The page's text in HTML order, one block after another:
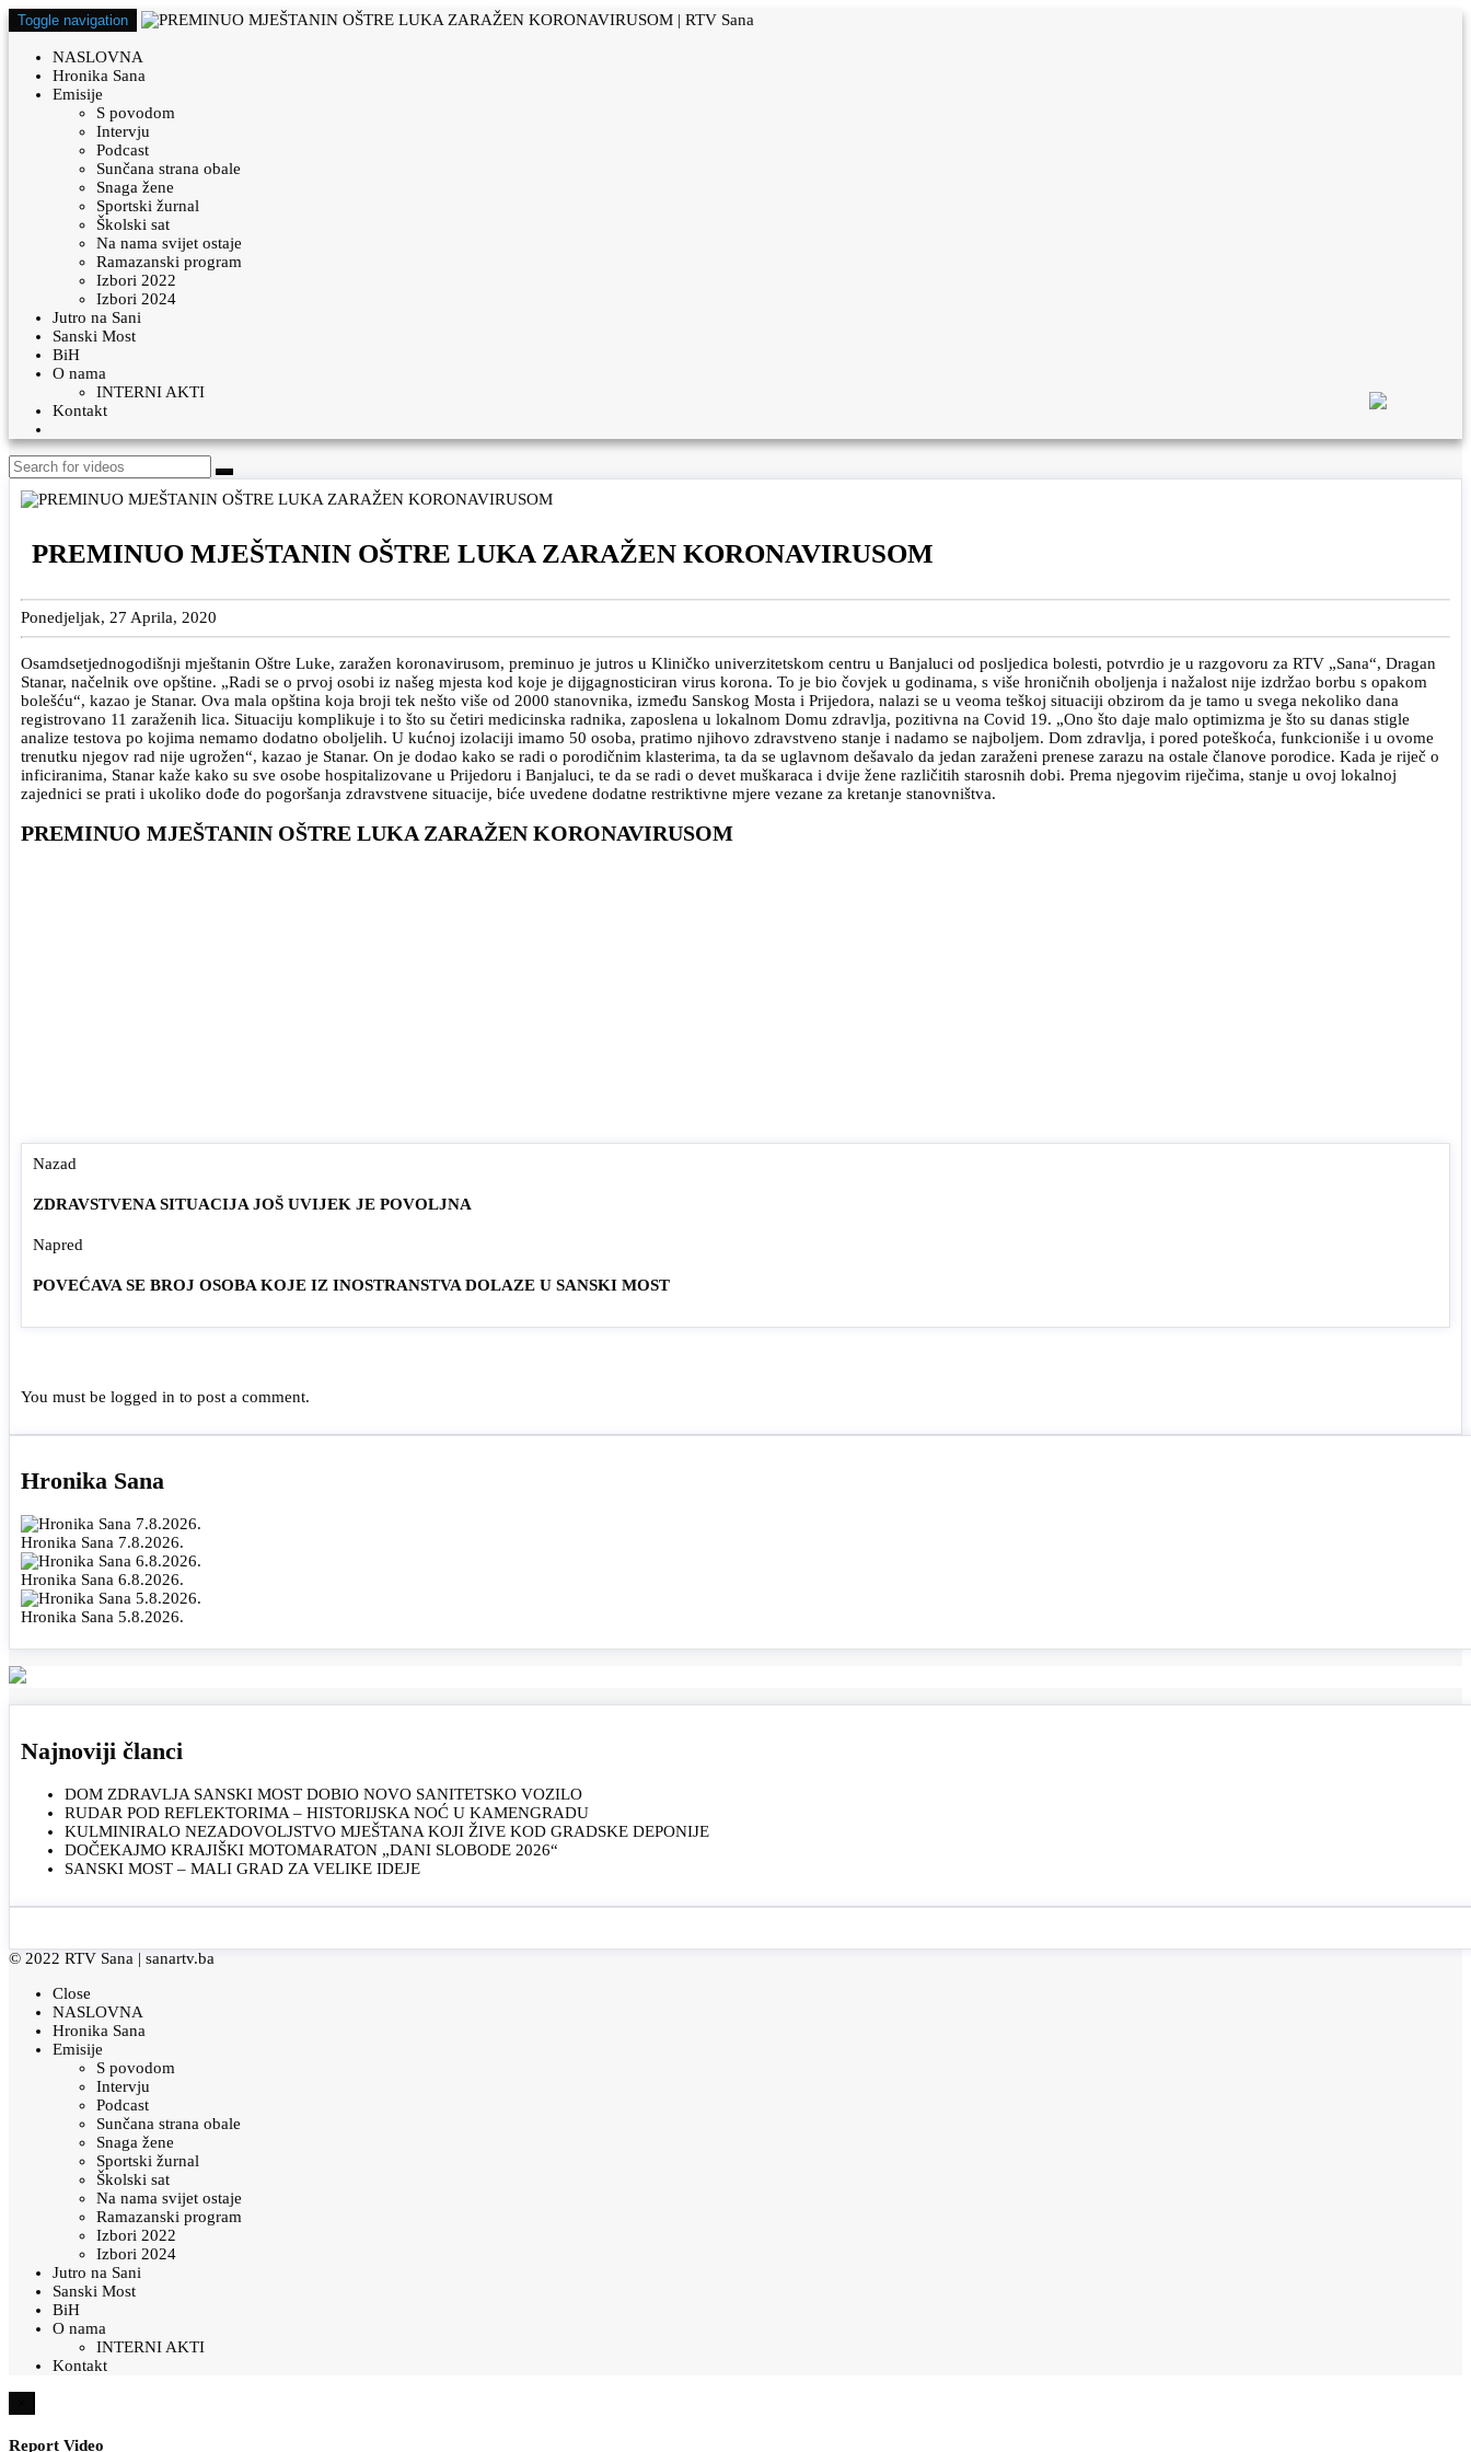
Toggle navigation
NASLOVNA
Hronika Sana
Emisije
S povodom
Intervju
Podcast
Sunčana strana obale
Snaga žene
Sportski žurnal
Školski sat
Na nama svijet ostaje
Ramazanski program
Izbori 2022
Izbori 2024
Jutro na Sani
Sanski Most
BiH
O nama
INTERNI AKTI
Kontakt
PREMINUO MJEŠTANIN OŠTRE LUKA ZARAŽEN KORONAVIRUSOM
Ponedjeljak, 27 Aprila, 2020
Osamdsetjednogodišnji mještanin Oštre Luke, zaražen koronavirusom, preminuo je jutros u Kliničko univerzitetskom centru u Banjaluci od posljedica bolesti, potvrdio je u razgovoru za RTV „Sana“, Dragan
Stanar, načelnik ove opštine. „Radi se o prvoj osobi iz našeg mjesta kod koje je dijgagnosticiran virus korona. To je bio čovjek u godinama, s više hroničnih oboljenja i nažalost nije izdržao borbu s opakom
bolešću“, kazao je Stanar. Ova mala opština koja broji tek nešto više od 2000 stanovnika, između Sanskog Mosta i Prijedora, nalazi se u veoma teškoj situaciji obzirom da je tamo u svega nekoliko dana
registrovano 11 zaraženih lica. Situaciju komplikuje i to što su četiri medicinska radnika, zaposlena u lokalnom Domu zdravlja, pozitivna na Covid 19. „Ono što daje malo optimizma je što su danas stigle
analize testova po kojima nemamo dodatno oboljelih. U kućnoj izolaciji imamo 50 osoba, pratimo njihovo zdravstveno stanje i nadamo se najboljem. Dom zdravlja, i pored poteškoća, funkcioniše i u ovome
trenutku njegov rad nije ugrožen“, kazao je Stanar. On je dodao kako se radi o porodičnim klasterima, ta da se uglavnom dešavalo da jedan zaraženi prenese zarazu na ostale članove porodice. Kada je riječ o
inficiranima, Stanar kaže kako su sve osobe hospitalizovane u Prijedoru i Banjaluci, te da se radi o devet muškaraca i dvije žene različitih starosnih dobi. Prema njegovim riječima, stanje u ovoj lokalnoj
zajednici se prati i ukoliko dođe do pogoršanja zdravstvene situacije, biće uvedene dodatne restriktivne mjere vezane za kretanje stanovništva.
PREMINUO MJEŠTANIN OŠTRE LUKA ZARAŽEN KORONAVIRUSOM
Nazad
ZDRAVSTVENA SITUACIJA JOŠ UVIJEK JE POVOLJNA
Napred
POVEĆAVA SE BROJ OSOBA KOJE IZ INOSTRANSTVA DOLAZE U SANSKI MOST
You must be logged in to post a comment.
Hronika Sana
Hronika Sana 7.8.2026.
Hronika Sana 6.8.2026.
Hronika Sana 5.8.2026.
Najnoviji članci
DOM ZDRAVLJA SANSKI MOST DOBIO NOVO SANITETSKO VOZILO
RUDAR POD REFLEKTORIMA – HISTORIJSKA NOĆ U KAMENGRADU
KULMINIRALO NEZADOVOLJSTVO MJEŠTANA KOJI ŽIVE KOD GRADSKE DEPONIJE
DOČEKAJMO KRAJIŠKI MOTOMARATON „DANI SLOBODE 2026“
SANSKI MOST – MALI GRAD ZA VELIKE IDEJE
© 2022 RTV Sana | sanartv.ba
Close
NASLOVNA
Hronika Sana
Emisije
S povodom
Intervju
Podcast
Sunčana strana obale
Snaga žene
Sportski žurnal
Školski sat
Na nama svijet ostaje
Ramazanski program
Izbori 2022
Izbori 2024
Jutro na Sani
Sanski Most
BiH
O nama
INTERNI AKTI
Kontakt
Report Video